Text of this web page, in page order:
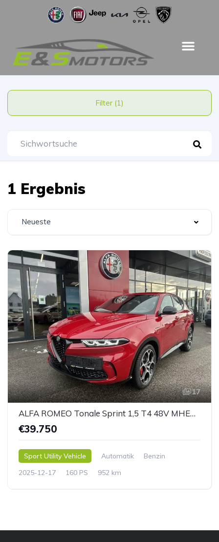
Filter (1)
1 Ergebnis
Neueste
17
ALFA ROMEO Tonale Sprint 1,5 T4 48V MHEV VGT DCT
€39.750
Sport Utility Vehicle Automatik
Benzin
2025-12-17
160 PS 952 km